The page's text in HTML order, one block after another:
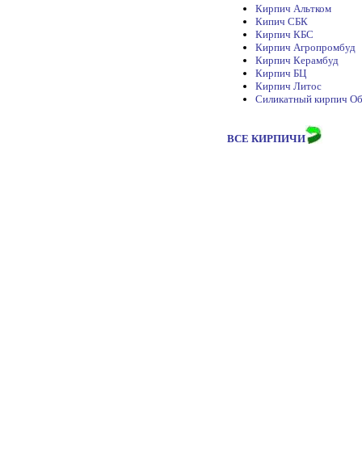
Кирпич Альтком
Кипич СБК
Кирпич КБС
Кирпич Агропромбуд
Кирпич Керамбуд
Кирпич БЦ
Кирпич Литос
Силикатный кирпич
ВСЕ КИРПИЧИ